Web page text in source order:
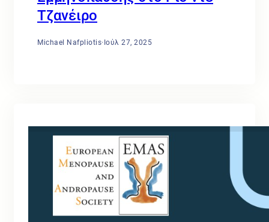
Τζανέιρο
Michael Nafpliotis· Ιούλ 27, 2025